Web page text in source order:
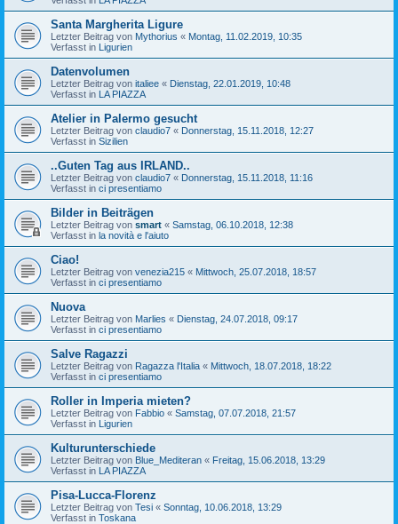
Santa Margherita Ligure
Letzter Beitrag von Mythorius « Montag, 11.02.2019, 10:35
Verfasst in Ligurien
Datenvolumen
Letzter Beitrag von italiee « Dienstag, 22.01.2019, 10:48
Verfasst in LA PIAZZA
Atelier in Palermo gesucht
Letzter Beitrag von claudio7 « Donnerstag, 15.11.2018, 12:27
Verfasst in Sizilien
..Guten Tag aus IRLAND..
Letzter Beitrag von claudio7 « Donnerstag, 15.11.2018, 11:16
Verfasst in ci presentiamo
Bilder in Beiträgen
Letzter Beitrag von smart « Samstag, 06.10.2018, 12:38
Verfasst in la novità e l'aiuto
Ciao!
Letzter Beitrag von venezia215 « Mittwoch, 25.07.2018, 18:57
Verfasst in ci presentiamo
Nuova
Letzter Beitrag von Marlies « Dienstag, 24.07.2018, 09:17
Verfasst in ci presentiamo
Salve Ragazzi
Letzter Beitrag von Ragazza l'Italia « Mittwoch, 18.07.2018, 18:22
Verfasst in ci presentiamo
Roller in Imperia mieten?
Letzter Beitrag von Fabbio « Samstag, 07.07.2018, 21:57
Verfasst in Ligurien
Kulturunterschiede
Letzter Beitrag von Blue_Mediteran « Freitag, 15.06.2018, 13:29
Verfasst in LA PIAZZA
Pisa-Lucca-Florenz
Letzter Beitrag von Tesi « Sonntag, 10.06.2018, 13:29
Verfasst in Toskana